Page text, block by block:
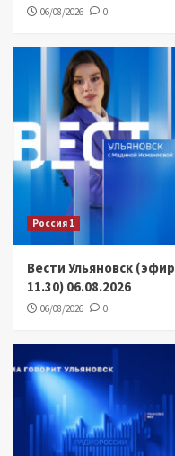
06/08/2026 0
Россия 1
Вести Ульяновск (эфир
11.30) 06.08.2026
06/08/2026 0